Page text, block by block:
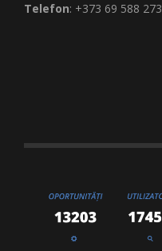
Telefon: +373 69 588 273